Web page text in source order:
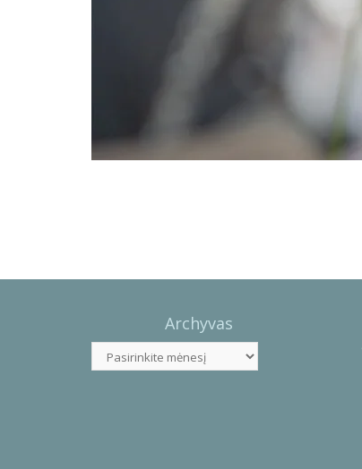
Navigation
Archyvas
Archyvas